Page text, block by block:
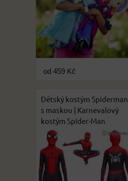
od 459 Kč
Dětský kostým Spiderman
s maskou | Karnevalový
kostým Spider-Man